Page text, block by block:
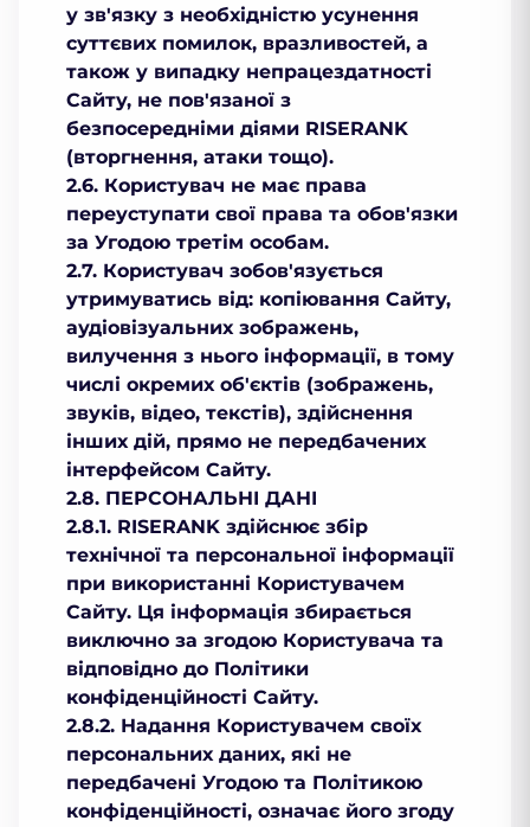
у зв'язку з необхідністю усунення
суттєвих помилок, вразливостей, а
також у випадку непрацездатності
Сайту, не пов'язаної з
безпосередніми діями RISERANK
(вторгнення, атаки тощо).
2.6. Користувач не має права
переуступати свої права та обов'язки
за Угодою третім особам.
2.7. Користувач зобов'язується
утримуватись від: копіювання Сайту,
аудіовізуальних зображень,
вилучення з нього інформації, в тому
числі окремих об'єктів (зображень,
звуків, відео, текстів), здійснення
інших дій, прямо не передбачених
інтерфейсом Сайту.
2.8. ПЕРСОНАЛЬНІ ДАНІ
2.8.1. RISERANK здійснює збір
технічної та персональної інформації
при використанні Користувачем
Сайту. Ця інформація збирається
виключно за згодою Користувача та
відповідно до Політики
конфіденційності Сайту.
2.8.2. Надання Користувачем своїх
персональних даних, які не
передбачені Угодою та Політикою
конфіденційності, означає його згоду